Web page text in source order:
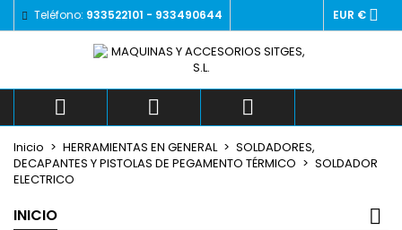
Teléfono: 933522101 - 933490644 EUR € 
  
Inicio HERRAMIENTAS EN GENERAL
SOLDADORES,
DECAPANTES Y PISTOLAS DE PEGAMENTO TÉRMICO
SOLDADOR
ELECTRICO
INICIO
Añadir a la lista de deseos ×
((title)) ×
((label))
Iniciar sesión ×
lista de deseos.
((cancelText)) ((loginText))